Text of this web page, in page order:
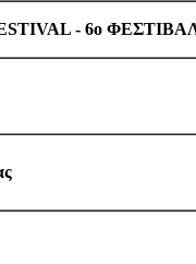
- 6ο